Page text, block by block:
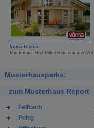
Vöma Biobau
Musterhaus Bad Vilbel Hausnummer W3
Musterhausparks:
zum Musterhaus Report
Fellbach
Poing